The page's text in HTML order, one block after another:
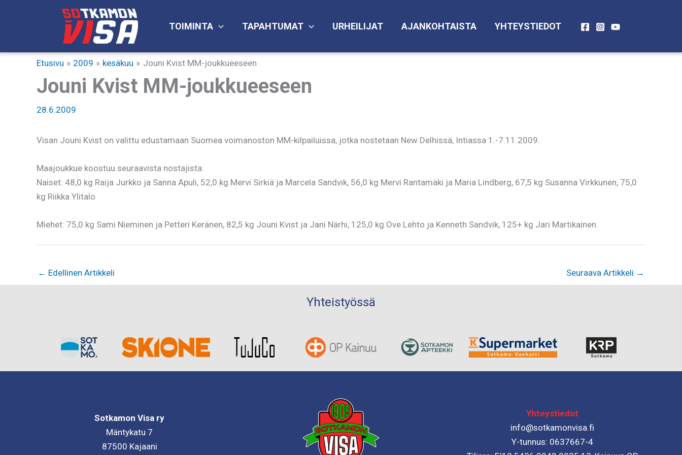
TOIMINTA TAPAHTUMAT URHEILIJAT AJANKOHTAISTA YHTEYSTIEDOT
Etusivu 2009 kesäkuu Jouni Kvist MM-joukkueeseen
Jouni Kvist MM-joukkueeseen
28.6.2009
Visan Jouni Kvist on valittu edustamaan Suomea voimanoston MM-kilpailuissa, jotka nostetaan New Delhissä, Intiassa 1.-7.11.2009.
Maajoukkue koostuu seuraavista nostajista:
Naiset: 48,0 kg Raija Jurkko ja Sanna Apuli, 52,0 kg Mervi Sirkiä ja Marcela Sandvik, 56,0 kg Mervi Rantamäki ja Maria Lindberg, 67,5 kg Susanna Virkkunen, 75,0
kg Riikka Ylitalo
Miehet: 75,0 kg Sami Nieminen ja Petteri Keränen, 82,5 kg Jouni Kvist ja Jani Närhi, 125,0 kg Ove Lehto ja Kenneth Sandvik, 125+ kg Jari Martikainen.
← Edellinen Artikkeli Seuraava Artikkeli →
Yhteistyössä
Sotkamon Visa ry
Mäntykatu 7
87500 Kajaani
Yhteystiedot
info@sotkamonvisa.fi
Y-tunnus: 0637667-4